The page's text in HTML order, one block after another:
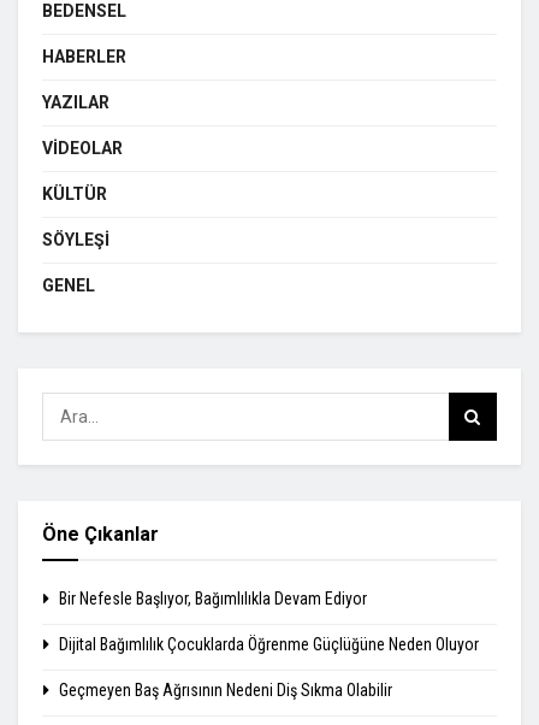
BEDENSEL
HABERLER
YAZILAR
VIDEOLAR
KÜLTÜR
SÖYLEŞI
GENEL
Öne Çıkanlar
Bir Nefesle Başlıyor, Bağımlılıkla Devam Ediyor
Dijital Bağımlılık Çocuklarda Öğrenme Güçlüğüne Neden Oluyor
Geçmeyen Baş Ağrısının Nedeni Diş Sıkma Olabilir